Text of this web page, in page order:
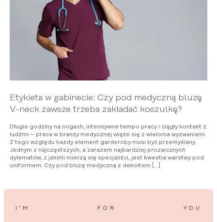
Etykieta w gabinecie: Czy pod medyczną bluzę
V-neck zawsze trzeba zakładać koszulkę?
Długie godziny na nogach, intensywne tempo pracy i ciągły kontakt z
ludźmi – praca w branży medycznej wiąże się z wieloma wyzwaniami.
Z tego względu każdy element garderoby musi być przemyślany.
Jednym z najczęstszych, a zarazem najbardziej prozaicznych
dylematów, z jakimi mierzą się specjaliści, jest kwestia warstwy pod
uniformem. Czy pod bluzę medyczną z dekoltem […]
I’M FOR YOU